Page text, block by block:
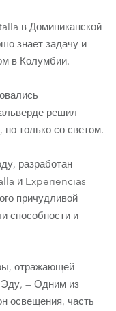
в Доминиканской
знает задачу и
в Колумбии.
решил
только со светом.
разработан
и Experiencias
причудливой
способности и
отражающей
Эду, — Одним из
освещения, часть